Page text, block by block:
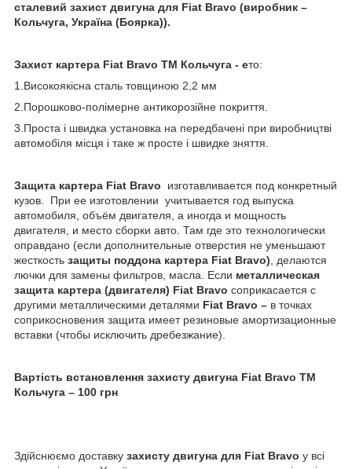
сталевий захист двигуна для Fiat Bravo (виробник –
Кольчуга, Україна (Боярка)).
Захист картера Fiat Bravo ТМ Кольчуга - ето:
1.Високоякісна сталь товщиною 2,2 мм
2.Порошково-полімерне антикорозійне покриття.
3.Проста і швидка установка на передбачені при виробництві
автомобіля місця і таке ж просте і швидке зняття.
Защита картера Fiat Bravo изготавливается под конкретный
кузов. При ее изготовлении учитывается год выпуска
автомобиля, объём двигателя, а иногда и мощность
двигателя, и место сборки авто. Там где это технологически
оправдано (если дополнительные отверстия не уменьшают
жесткость защиты поддона картера Fiat Bravo), делаются
лючки для замены фильтров, масла. Если металлическая
защита картера (двигателя) Fiat Bravo соприкасается с
другими металлическими деталями Fiat Bravo – в точках
соприкосновения защита имеет резиновые амортизационные
вставки (чтобы исключить дребезжание).
Вартість встановлення захисту двигуна Fiat Bravo ТМ
Кольчуга – 100 грн
Здійснюємо доставку захисту двигуна для Fiat Bravo у всі